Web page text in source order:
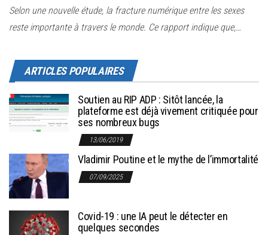
Selon une nouvelle étude, la fracture numérique entre les sexes
reste importante à travers le monde. Ce rapport indique que,…
ARTICLES POPULAIRES
Soutien au RIP ADP : Sitôt lancée, la
plateforme est déjà vivement critiquée pour
ses nombreux bugs
13/06/2019
Vladimir Poutine et le mythe de l’immortalité
07/09/2025
Covid-19 : une IA peut le détecter en
quelques secondes